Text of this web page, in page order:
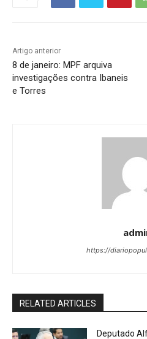
Artigo anterior
8 de janeiro: MPF arquiva
investigações contra Ibaneis
e Torres
https://
RELATED ARTICLES
Deputado